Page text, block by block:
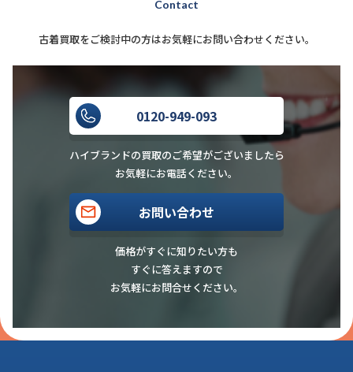
Contact
古着買取をご検討中の方はお気軽にお問い合わせください。
0120-949-093
ハイブランドの買取のご希望がございましたら
お気軽にお電話ください。
お問い合わせ
価格がすぐに知りたい方も
すぐに答えますので
お気軽にお問合せください。